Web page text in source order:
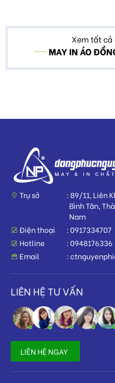
Xem tất
MAY IN ÁO
Trụ sở
89/11, Liên
Bình Tân,
Nam
Điện thoại
0917334707
Hotline
0948176336
Email
LIÊN HỆ TƯ VẤN
LIÊN HỆ NGAY